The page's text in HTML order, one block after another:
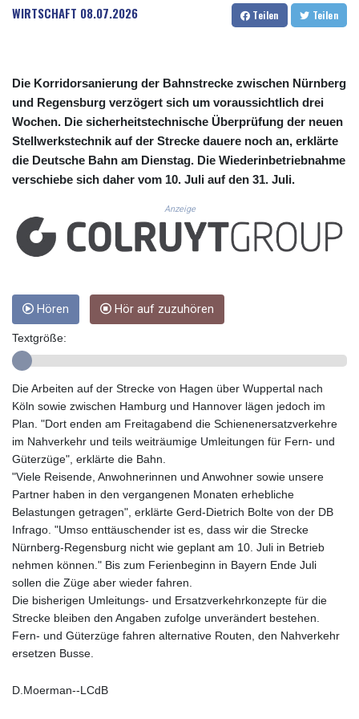
CUC 1.155388
CUP 30.617784
DKK 7.47569
DOP 67.38126
DZD 153.592261
EGP 57.747336
ERN 17.330821
ETB 186.880539
FKP 0.857011
GBP 0.85579
GEL 3.016025
GIP 0.857011
GMD 84.917311
GTQ 8.818397
HKD 9.064453
HNL 30.979177
HRK 7.536369
HTG 151.115254
IDR 20498.202116
ILS 3.466245
IMP 0.857011
INR 110.109235
IQD 1514.05302
IRR
1589294.076063
ISK 142.216689
JEP 0.857011
JMD 183.540672
WIRTSCHAFT 08.07.2026 Teilen Teilen
Die Korridorsanierung der Bahnstrecke zwischen Nürnberg
und Regensburg verzögert sich um voraussichtlich drei
Wochen. Die sicherheitstechnische Überprüfung der neuen
Stellwerkstechnik auf der Strecke dauere noch an, erklärte
die Deutsche Bahn am Dienstag. Die Wiederinbetriebnahme
verschiebe sich daher vom 10. Juli auf den 31. Juli.
Anzeige
Hören Hör auf zuzuhören
Textgröße:
Die Arbeiten auf der Strecke von Hagen über Wuppertal nach
Köln sowie zwischen Hamburg und Hannover lägen jedoch im
Plan. "Dort enden am Freitagabend die Schienenersatzverkehre
im Nahverkehr und teils weiträumige Umleitungen für Fern- und
Güterzüge", erklärte die Bahn.
"Viele Reisende, Anwohnerinnen und Anwohner sowie unsere
Partner haben in den vergangenen Monaten erhebliche
Belastungen getragen", erklärte Gerd-Dietrich Bolte von der DB
Infrago. "Umso enttäuschender ist es, dass wir die Strecke
Nürnberg-Regensburg nicht wie geplant am 10. Juli in Betrieb
nehmen können." Bis zum Ferienbeginn in Bayern Ende Juli
sollen die Züge aber wieder fahren.
Die bisherigen Umleitungs- und Ersatzverkehrkonzepte für die
Strecke bleiben den Angaben zufolge unverändert bestehen.
Fern- und Güterzüge fahren alternative Routen, den Nahverkehr
ersetzen Busse.
D.Moerman--LCdB